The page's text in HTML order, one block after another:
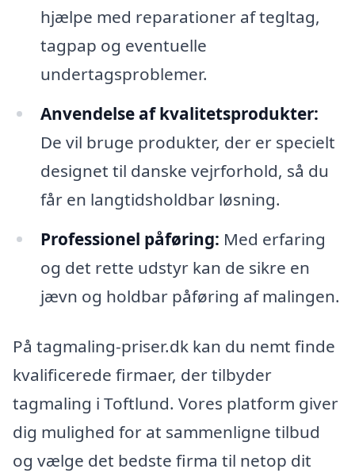
hjælpe med reparationer af tegltag,
tagpap og eventuelle
undertagsproblemer.
Anvendelse af kvalitetsprodukter:
De vil bruge produkter, der er specielt
designet til danske vejrforhold, så du
får en langtidsholdbar løsning.
Professionel påføring: Med erfaring
og det rette udstyr kan de sikre en
jævn og holdbar påføring af malingen.
På tagmaling-priser.dk kan du nemt finde
kvalificerede firmaer, der tilbyder
tagmaling i Toftlund. Vores platform giver
dig mulighed for at sammenligne tilbud
og vælge det bedste firma til netop dit